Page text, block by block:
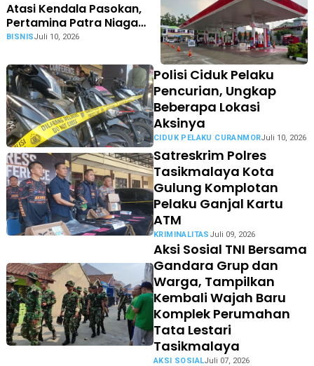
Atasi Kendala Pasokan,
Pertamina Patra Niaga
RJBB Pacu Distribusi
BISNISJuli 10, 2026
Polisi Ciduk Pelaku
Pencurian, Ungkap
Beberapa Lokasi
Aksinya
CIDUK PELAKU CURANMORJuli 10, 2026
Satreskrim Polres
Tasikmalaya Kota
Gulung Komplotan
Pelaku Ganjal Kartu
ATM
KRIMINALITAS Juli 09, 2026
Aksi Sosial TNI Bersama
Gandara Grup dan
Warga, Tampilkan
Kembali Wajah Baru
Komplek Perumahan
Tata Lestari
Tasikmalaya
AKSI SOSIALJuli 07, 2026